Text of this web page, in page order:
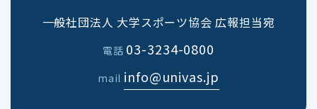
一般社団法人 大学スポーツ協会 広報担当宛
電話 03-3234-0800
mail info@univas.jp